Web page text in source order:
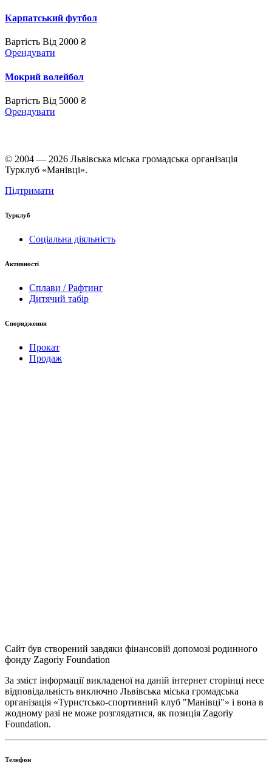
Карпатський футбол
Вартість Від 2000 ₴
Орендувати
Мокрий волейбол
Вартість Від 5000 ₴
Орендувати
© 2004 — 2026 Львівська міська громадська організація
Турклуб «Манівці».
Підтримати
Турклуб
Соціальна діяльність
Активності
Сплави / Рафтинг
Дитячий табір
Спорядження
Прокат
Продаж
Сайт був створений завдяки фінансовій допомозі родинного
фонду Zagoriy Foundation
За зміст інформації викладеної на даній інтернет сторінці несе
відповідальність виключно Львівська міська громадська
організація «Туристсько-спортивний клуб "Манівці"» і вона в
жодному разі не може розглядатися, як позиція Zagoriy
Foundation.
Телефон